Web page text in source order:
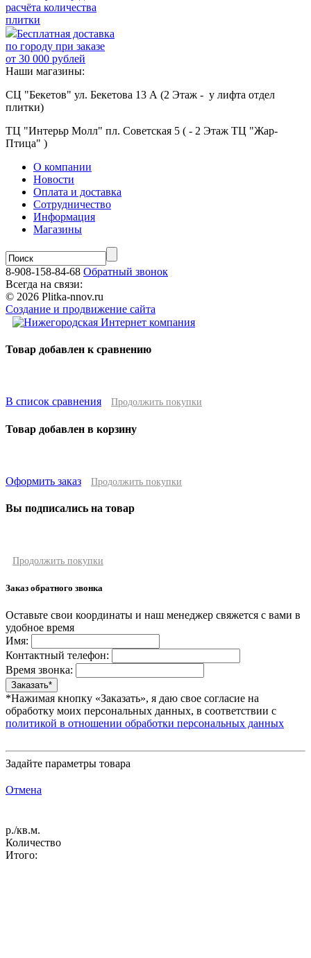
расчёта количества
плитки
Бесплатная доставка
по городу при заказе
от 30 000 рублей
Наши магазины:
СЦ "Бекетов" ул. Бекетова 13 А (2 Этаж - у лифта отдел
плитки)
ТЦ "Интерьр Молл" пл. Советская 5 ( - 2 Этаж ТЦ "Жар-
Птица" )
О компании
Новости
Оплата и доставка
Сотрудничество
Информация
Магазины
8-908-158-84-68 Обратный звонок
Всегда на связи:
© 2026 Plitka-nnov.ru
Создание и продвижение сайта
Товар добавлен к сравнению
В список сравнения Продолжить покупки
Товар добавлен в корзину
Оформить заказ Продолжить покупки
Вы подписались на товар
Продолжить покупки
Заказ обратного звонка
Оставьте свои координаты и наш менеджер свяжется с вами в
удобное время
Имя:
Контактный телефон:
Время звонка:
*Нажимая кнопку «Заказать», я даю свое согласие на
обработку моих персональных данных, в соответствии с
политикой в отношении обработки персональных данных
Задайте параметры товара
Отмена
р./кв.м.
Количество
Итого: